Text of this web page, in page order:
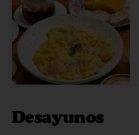
Desayunos